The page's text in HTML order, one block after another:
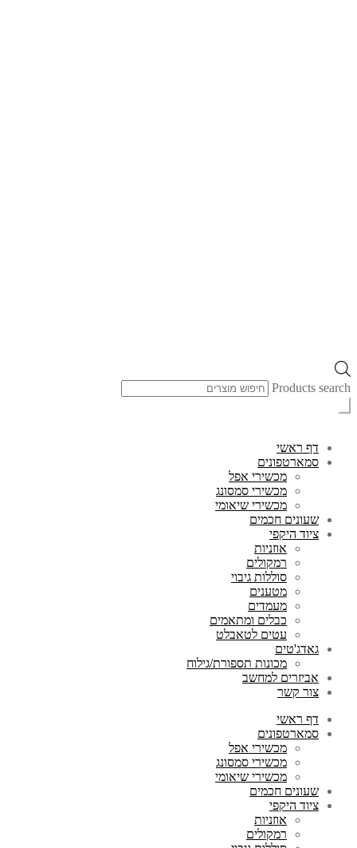
Products search
דף ראשי
סמארטפונים
מכשירי אפל
מכשירי סמסונג
מכשירי שיאומי
שעונים חכמים
ציוד היקפי
אוזניות
רמקולים
סוללות גיבוי
מטענים
מעמדים
כבלים ומתאמים
עטים לטאבלט
גאדג'טים
מכונות תספורת/גילוח
אביזרים למחשב
צור קשר
דף ראשי
סמארטפונים
מכשירי אפל
מכשירי סמסונג
מכשירי שיאומי
שעונים חכמים
ציוד היקפי
אוזניות
רמקולים